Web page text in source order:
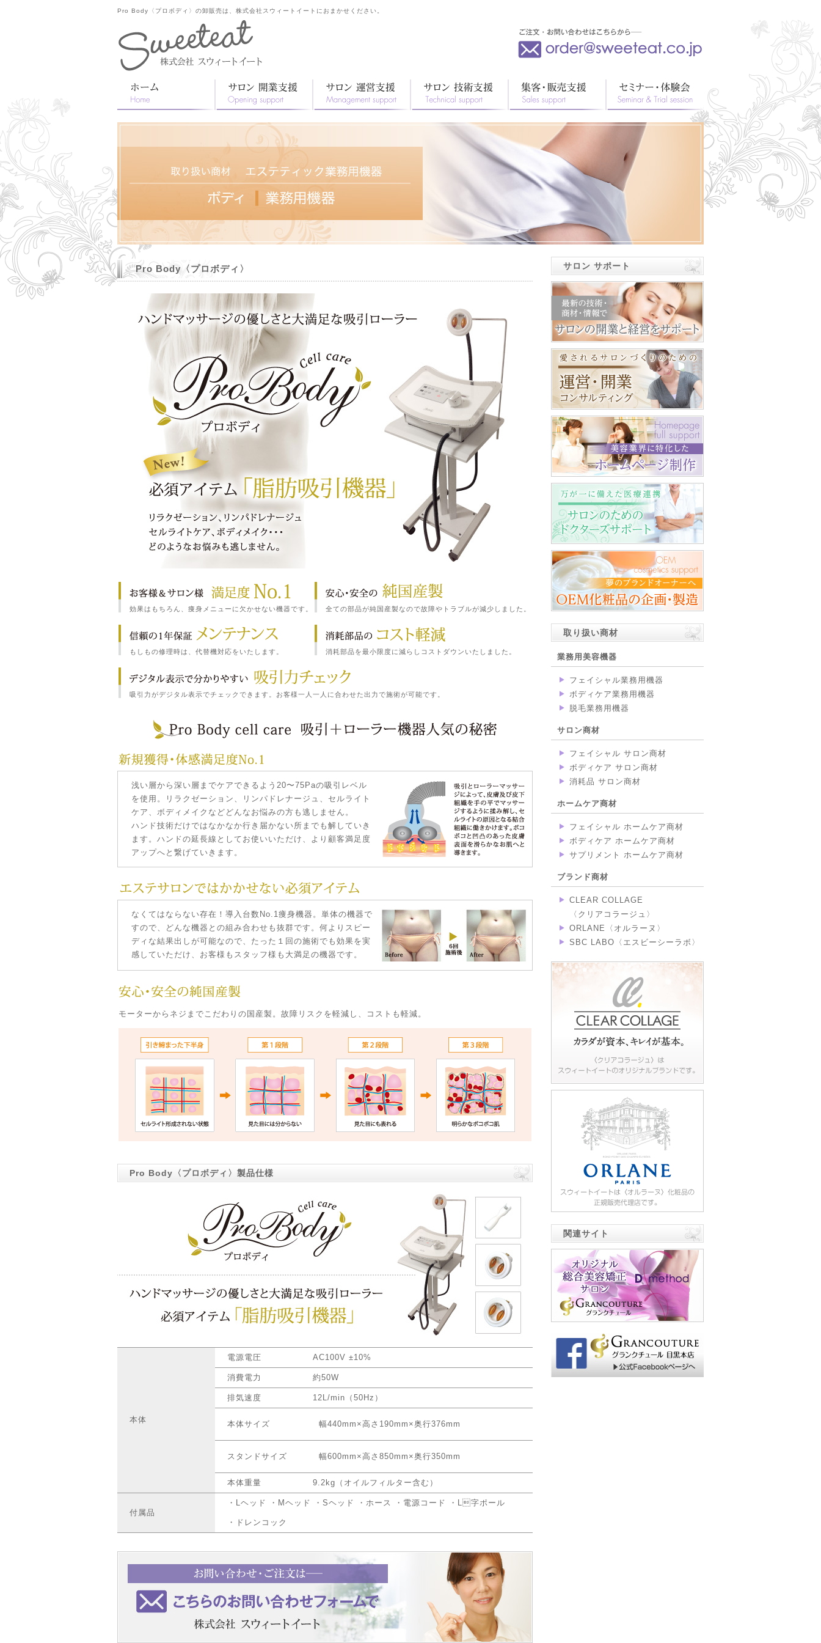
Pro Body〈プロボディ〉の卸販売は、株式会社スウィートイートにおまかせください。
Pro Body〈プロボディ〉
効果はもちろん、痩身メニューに欠かせない機器です。 全ての部品が純国産製なので故障やトラブルが減少しました。
もしもの修理時は、代替機対応をいたします。 消耗部品を最小限度に減らしコストダウンいたしました。
吸引力がデジタル表示でチェックできます。お客様一人一人に合わせた出力で施術が可能です。
浅い層から深い層までケアできるよう20〜75Paの吸引レベル
を使用。リラクゼーション、リンパドレナージュ、セルライト
ケア、ボディメイクなどどんなお悩みの方も逃しません。
ハンド技術だけではなかなか行き届かない所までも解していき
ます。ハンドの延長線としてお使いいただけ、より顧客満足度
アップへと繋げていきます。
なくてはならない存在！導入台数No.1痩身機器。単体の機器で
すので、どんな機器との組み合わせも抜群です。何よりスピー
ディな結果出しが可能なので、たった１回の施術でも効果を実
感していただけ、お客様もスタッフ様も大満足の機器です。
モーターからネジまでこだわりの国産製。故障リスクを軽減し、コストも軽減。
Pro Body〈プロボディ〉製品仕様
本体
電源電圧 AC100V ±10%
消費電力 約50W
排気速度 12L/min（50Hz）
本体サイズ 幅440mm×高さ190mm×奥行376mm
スタンドサイズ 幅600mm×高さ850mm×奥行350mm
本体重量 9.2kg（オイルフィルター含む）
付属品
・Lヘッド ・Mヘッド ・Sヘッド ・ホース ・電源コード ・L字ポール
・ドレンコック
サロン サポート
取り扱い商材
業務用美容機器
フェイシャル業務用機器
ボディケア業務用機器
脱毛業務用機器
サロン商材
フェイシャル サロン商材
ボディケア サロン商材
消耗品 サロン商材
ホームケア商材
フェイシャル ホームケア商材
ボディケア ホームケア商材
サプリメント ホームケア商材
ブランド商材
CLEAR COLLAGE
〈クリアコラージュ〉
ORLANE〈オルラーヌ〉
SBC LABO〈エスビーシーラボ〉
関連サイト